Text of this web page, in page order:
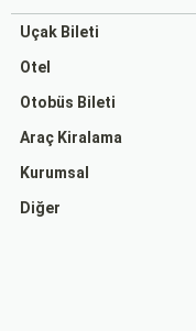
Uçak Bileti
Otel
Otobüs Bileti
Araç Kiralama
Kurumsal
Diğer